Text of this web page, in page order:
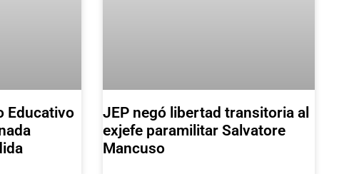
Educativo
JEP negó libertad transitoria al
exjefe paramilitar Salvatore
Mancuso